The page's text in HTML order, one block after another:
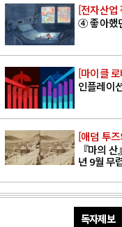
[전자산업
④ 좋아했
[마이클
인플레이
[애덤 투
『마의
년 9월 무
독자제보